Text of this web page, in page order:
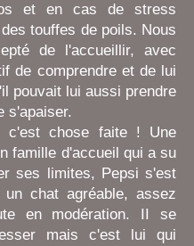
et en cas de stress
des touffes de poils. Nous
de l'accueillir, avec
de comprendre et de lui
pouvait lui aussi prendre
s'apaiser.
c'est chose faite ! Une
famille d'accueil qui a su
ses limites, Pepsi s'est
chat agréable, assez
en modération. II se
mais c'est lui qui